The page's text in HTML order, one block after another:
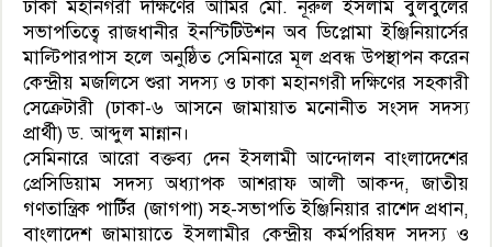
ঢাকা মহানগরী দক্ষিণের আমির মো. নূরুল ইসলাম বুলবুলের
সভাপতিত্বে রাজধানীর ইনস্টিটিউশন অব ডিপ্লোমা ইঞ্জিনিয়ার্সের
মাল্টিপারপাস হলে অনুষ্ঠিত সেমিনারে মূল প্রবন্ধ উপস্থাপন করেন
কেন্দ্রীয় মজলিসে শুরা সদস্য ও ঢাকা মহানগরী দক্ষিণের সহকারী
সেক্রেটারী (ঢাকা-৬ আসনে জামায়াত মনোনীত সংসদ সদস্য
প্রার্থী) ড. আব্দুল মান্নান।
সেমিনারে আরো বক্তব্য দেন ইসলামী আন্দোলন বাংলাদেশের
প্রেসিডিয়াম সদস্য অধ্যাপক আশরাফ আলী আকন্দ, জাতীয়
গণতান্ত্রিক পার্টির (জাগপা) সহ-সভাপতি ইঞ্জিনিয়ার রাশেদ প্রধান,
বাংলাদেশ জামায়াতে ইসলামীর কেন্দ্রীয় কর্মপরিষদ সদস্য ও